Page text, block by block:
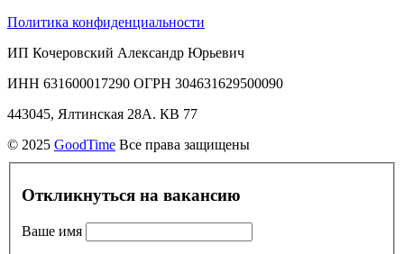
Политика конфиденциальности
ИП Кочеровский Александр Юрьевич
ИНН 631600017290 ОГРН 304631629500090
443045, Ялтинская 28А. КВ 77
© 2025 GoodTime Все права защищены
Откликнуться на вакансию
Ваше имя